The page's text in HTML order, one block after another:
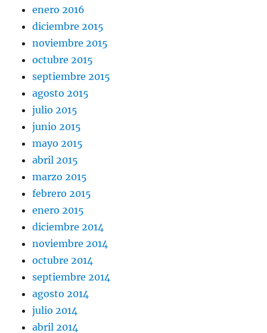
enero 2016
diciembre 2015
noviembre 2015
octubre 2015
septiembre 2015
agosto 2015
julio 2015
junio 2015
mayo 2015
abril 2015
marzo 2015
febrero 2015
enero 2015
diciembre 2014
noviembre 2014
octubre 2014
septiembre 2014
agosto 2014
julio 2014
abril 2014